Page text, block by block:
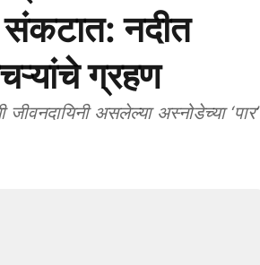
संकटात: नदीत
ग्रहण
असलेल्या अस्नोडेच्या ‘पार’